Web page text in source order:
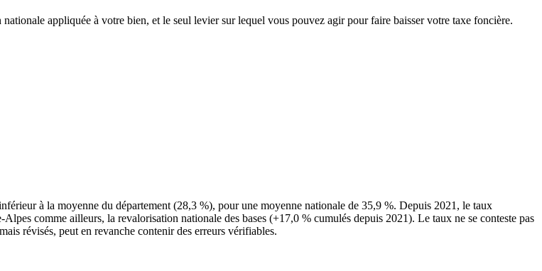
appliquée à votre bien, et le seul levier sur lequel vous pouvez agir pour faire baisser votre taxe foncière.
à la moyenne du département (28,3 %), pour une moyenne nationale de 35,9 %. Depuis 2021, le taux
comme ailleurs, la revalorisation nationale des bases (+17,0 % cumulés depuis 2021). Le taux ne se conteste pas
révisés, peut en revanche contenir des erreurs vérifiables.